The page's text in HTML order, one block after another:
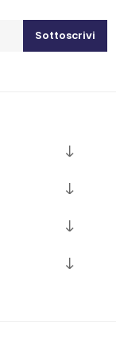
Sottoscrivi